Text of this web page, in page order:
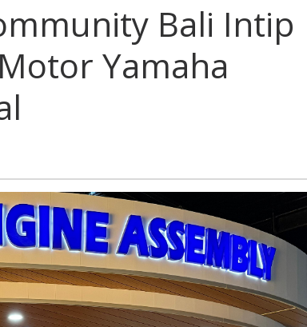
Bali Intip
Yamaha